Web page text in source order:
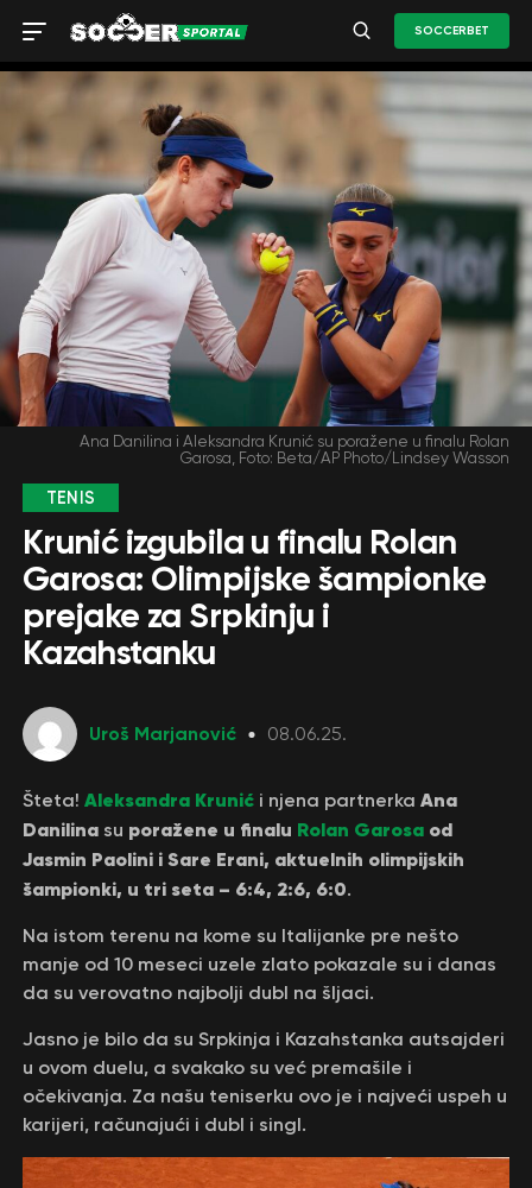
SOCCERBET
Ana Danilina i Aleksandra Krunić su poražene u finalu Rolan
Garosa, Foto: Beta/AP Photo/Lindsey Wasson
TENIS
Krunić izgubila u finalu Rolan
Garosa: Olimpijske šampionke
prejake za Srpkinju i
Kazahstanku
Uroš Marjanović 08.06.25.
Šteta! Aleksandra Krunići njena partnerka Ana
Danilinasu poražene u finalu Rolan Garosaod
Jasmin Paolini i Sare Erani, aktuelnih olimpijskih
šampionki, u tri seta – 6:4, 2:6, 6:0.
Na istom terenu na kome su Italijanke pre nešto
manje od 10 meseci uzele zlato pokazale su i danas
da su verovatno najbolji dubl na šljaci.
Jasno je bilo da su Srpkinja i Kazahstanka autsajderi
u ovom duelu, a svakako su već premašile i
očekivanja. Za našu teniserku ovo je i najveći uspeh u
karijeri, računajući i dubl i singl.